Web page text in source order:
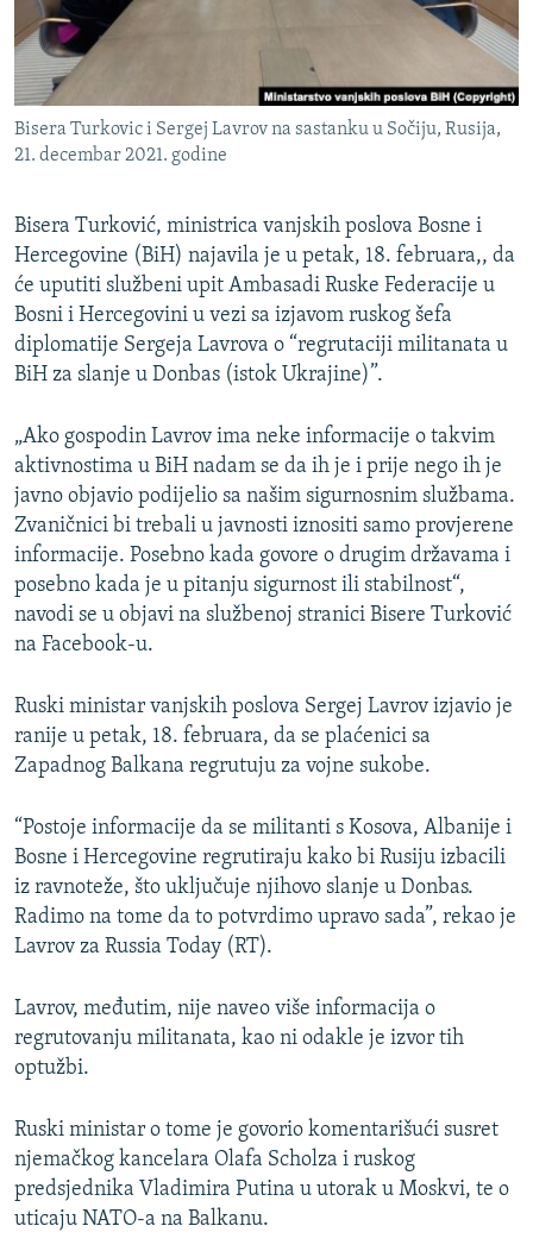
DNEVNO@RSE
SPECIJALI RSE
VIŠE OD NASLOVA
GENOCID U SREBRENICI
TV LIBERTY
POST SCRIPTUM
MOJA EVROPA
TRI DECENIJE OD RATA U BIH
NASTANAK I RASPAD JUGOSLAVIJE
PRATITE NAS
Sve RFE/RL stranice
Bisera Turkovic i Sergej Lavrov na sastanku u Sočiju, Rusija,
21. decembar 2021. godine
Bisera Turković, ministrica vanjskih poslova Bosne i
Hercegovine (BiH) najavila je u petak, 18. februara,, da
će uputiti službeni upit Ambasadi Ruske Federacije u
Bosni i Hercegovini u vezi sa izjavom ruskog šefa
diplomatije Sergeja Lavrova o “regrutaciji militanata u
BiH za slanje u Donbas (istok Ukrajine)”.
„Ako gospodin Lavrov ima neke informacije o takvim
aktivnostima u BiH nadam se da ih je i prije nego ih je
javno objavio podijelio sa našim sigurnosnim službama.
Zvaničnici bi trebali u javnosti iznositi samo provjerene
informacije. Posebno kada govore o drugim državama i
posebno kada je u pitanju sigurnost ili stabilnost“,
navodi se u objavi na službenoj stranici Bisere Turković
na Facebook-u.
Ruski ministar vanjskih poslova Sergej Lavrov izjavio je
ranije u petak, 18. februara, da se plaćenici sa
Zapadnog Balkana regrutuju za vojne sukobe.
“Postoje informacije da se militanti s Kosova, Albanije i
Bosne i Hercegovine regrutiraju kako bi Rusiju izbacili
iz ravnoteže, što uključuje njihovo slanje u Donbas.
Radimo na tome da to potvrdimo upravo sada”, rekao je
Lavrov za Russia Today (RT).
Lavrov, međutim, nije naveo više informacija o
regrutovanju militanata, kao ni odakle je izvor tih
optužbi.
Ruski ministar o tome je govorio komentarišući susret
njemačkog kancelara Olafa Scholza i ruskog
predsjednika Vladimira Putina u utorak u Moskvi, te o
uticaju NATO-a na Balkanu.